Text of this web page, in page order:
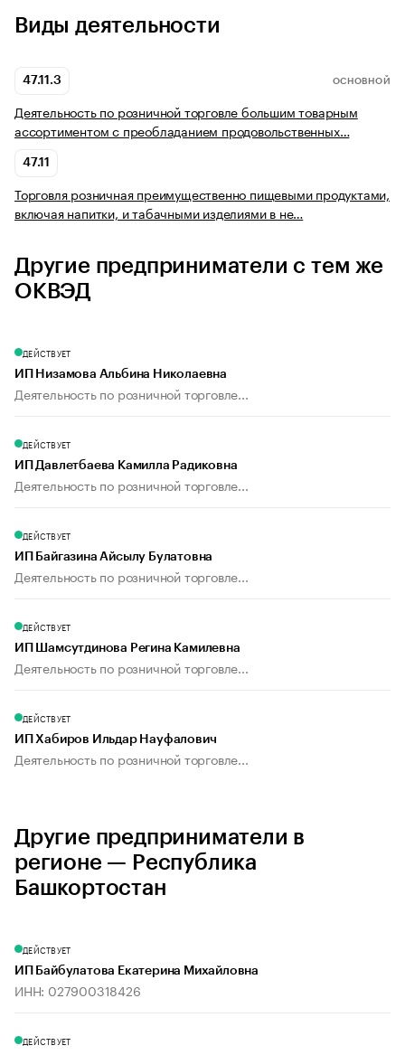
Виды деятельности
47.11.3 ОСНОВНОЙ
Деятельность по розничной торговле большим товарным
ассортиментом с преобладанием продовольственных…
47.11
Торговля розничная преимущественно пищевыми продуктами,
включая напитки, и табачными изделиями в не…
Другие предприниматели с тем же
ОКВЭД
ДЕЙСТВУЕТ
ИП Низамова Альбина Николаевна
Деятельность по розничной торговле...
ДЕЙСТВУЕТ
ИП Давлетбаева Камилла Радиковна
Деятельность по розничной торговле...
ДЕЙСТВУЕТ
ИП Байгазина Айсылу Булатовна
Деятельность по розничной торговле...
ДЕЙСТВУЕТ
ИП Шамсутдинова Регина Камилевна
Деятельность по розничной торговле...
ДЕЙСТВУЕТ
ИП Хабиров Ильдар Науфалович
Деятельность по розничной торговле...
Другие предприниматели в
регионе — Республика
Башкортостан
ДЕЙСТВУЕТ
ИП Байбулатова Екатерина Михайловна
ИНН: 027900318426
ДЕЙСТВУЕТ